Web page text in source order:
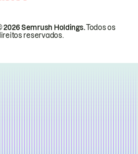
2026 Semrush Holdings.Todos os
reservados.